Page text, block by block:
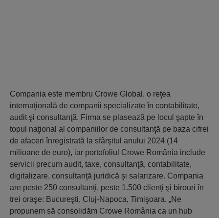
Compania este membru Crowe Global, o reţea
internaţională de companii specializate în contabilitate,
audit şi consultanţă. Firma se plasează pe locul şapte în
topul naţional al companiilor de consultanţă pe baza cifrei
de afaceri înregistrată la sfârşitul anului 2024 (14
milioane de euro), iar portofoliul Crowe România include
servicii precum audit, taxe, consultanţă, contabilitate,
digitalizare, consultanţă juridică şi salarizare. Compania
are peste 250 consultanţi, peste 1.500 clienţi şi birouri în
trei oraşe: Bucureşti, Cluj-Napoca, Timişoara. „Ne
propunem să consolidăm Crowe România ca un hub